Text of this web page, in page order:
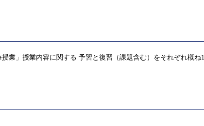
業」授業内容に関する 予習と復習（課題含む）をそれぞれ概ね